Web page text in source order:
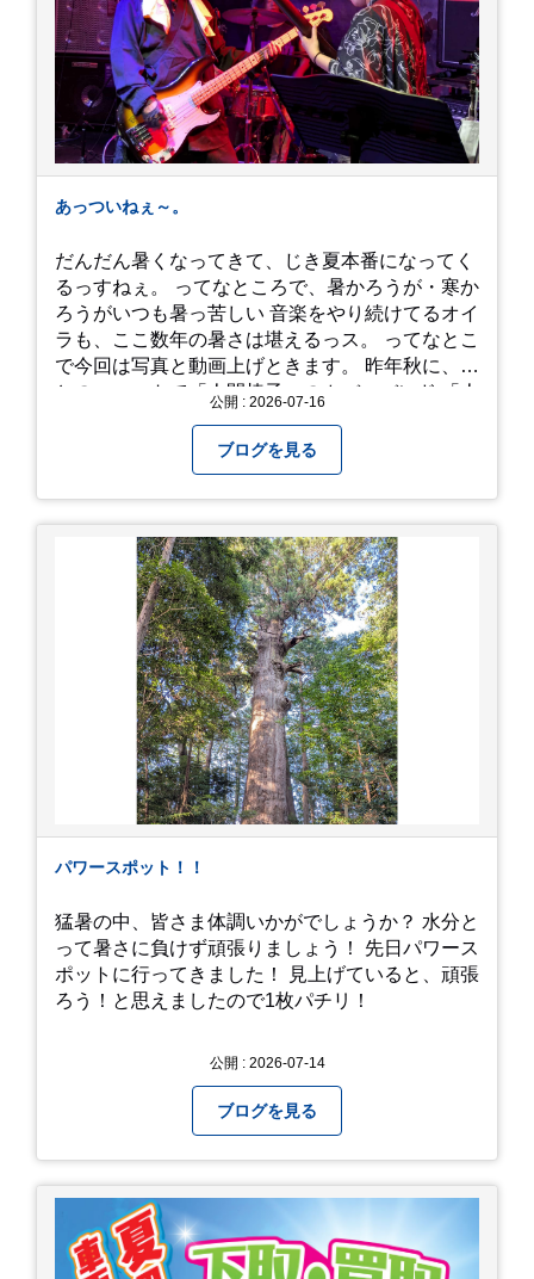
あっついねぇ～。
だんだん暑くなってきて、じき夏本番になってく
るっすねぇ。 ってなところで、暑かろうが・寒か
ろうがいつも暑っ苦しい 音楽をやり続けてるオイ
ラも、ここ数年の暑さは堪えるっス。 ってなとこ
で今回は写真と動画上げときます。 昨年秋に、娘
とのユニットで「人間椅子」のカバーバンド 「人
画にしており、娘のファンからもアップしてくれ
ッ！」とされているので ここだけの公開としま
す。 非常に暑苦しいのでご観覧される方は、ご注
意くださいませ。 では、熱中症に気を付けて、お
過ごしください。
https://youtu.be/QWVP8qzpsUE
公開 : 2026-07-16
ブログを見る
パワースポット！！
猛暑の中、皆さま体調いかがでしょうか？ 水分と
って暑さに負けず頑張りましょう！ 先日パワース
ポットに行ってきました！ 見上げていると、頑張
ろう！と思えましたので1枚パチリ！
公開 : 2026-07-14
ブログを見る